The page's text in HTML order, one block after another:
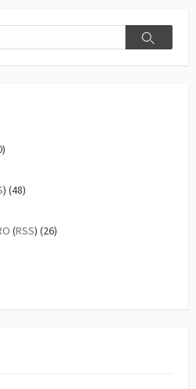
検
) (48)
(RSS) (26)